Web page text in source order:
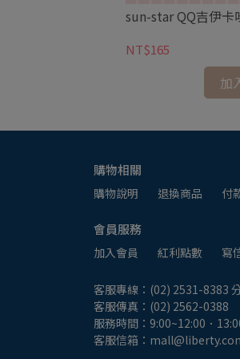
sun-star QQ吉伊卡
NT$165
加
購物相關
購物說明 退換商品 付
會員服務
加入會員 紅利點數 寫
客服專線：(02) 2531-8383
客服傳真：(02) 2562-0388
服務時間：9:00~12:00．
客服信箱：